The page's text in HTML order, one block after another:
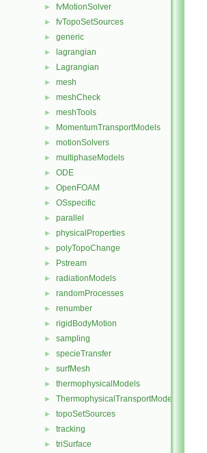
► fvMotionSolver
► fvTopoSetSources
► generic
► lagrangian
► Lagrangian
► mesh
► meshCheck
► meshTools
► MomentumTransportModels
► motionSolvers
► multiphaseModels
► ODE
► OpenFOAM
► OSspecific
► parallel
► physicalProperties
► polyTopoChange
► Pstream
► radiationModels
► randomProcesses
► renumber
► rigidBodyMotion
► sampling
► specieTransfer
► surfMesh
► thermophysicalModels
► ThermophysicalTransportModels
► topoSetSources
► tracking
► triSurface